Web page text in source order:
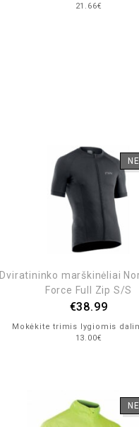
21.66€
Dviratininko marškinėliai
Force Full Zip S/S
€38.99
Mokėkite trimis lygiomis
13.00€